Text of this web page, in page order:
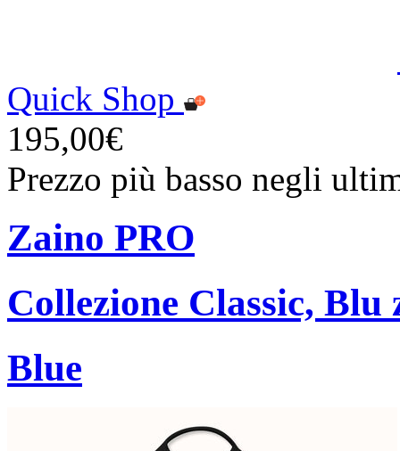
Quick Shop
195,00€
Prezzo più basso negli
Zaino PRO
Collezione Classic, Blu
Blue